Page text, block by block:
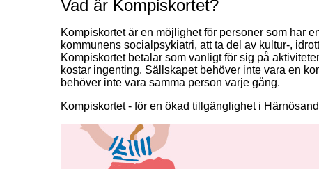
Vad är Kompiskortet?
Kompiskortet är en möjlighet för personer som har
kommunens socialpsykiatri, att ta del av kultur-,
Kompiskortet betalar som vanligt för sig på
kostar ingenting. Sällskapet behöver inte vara en
behöver inte vara samma person varje gång.
Kompiskortet - för en ökad tillgänglighet i